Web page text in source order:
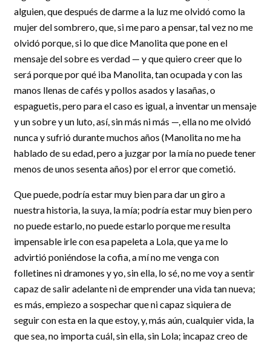
alguien, que después de darme a la luz me olvidó como la
mujer del sombrero, que, si me paro a pensar, tal vez no me
olvidó porque, si lo que dice Manolita que pone en el
mensaje del sobre es verdad — y que quiero creer que lo
será porque por qué iba Manolita, tan ocupada y con las
manos llenas de cafés y pollos asados y lasañas, o
espaguetis, pero para el caso es igual, a inventar un mensaje
y un sobre y un luto, así, sin más ni más —, ella no me olvidó
nunca y sufrió durante muchos años (Manolita no me ha
hablado de su edad, pero a juzgar por la mía no puede tener
menos de unos sesenta años) por el error que cometió.
Que puede, podría estar muy bien para dar un giro a
nuestra historia, la suya, la mía; podría estar muy bien pero
no puede estarlo, no puede estarlo porque me resulta
impensable irle con esa papeleta a Lola, que ya me lo
advirtió poniéndose la cofia, a mí no me venga con
folletines ni dramones y yo, sin ella, lo sé, no me voy a sentir
capaz de salir adelante ni de emprender una vida tan nueva;
es más, empiezo a sospechar que ni capaz siquiera de
seguir con esta en la que estoy, y, más aún, cualquier vida, la
que sea, no importa cuál, sin ella, sin Lola; incapaz creo de